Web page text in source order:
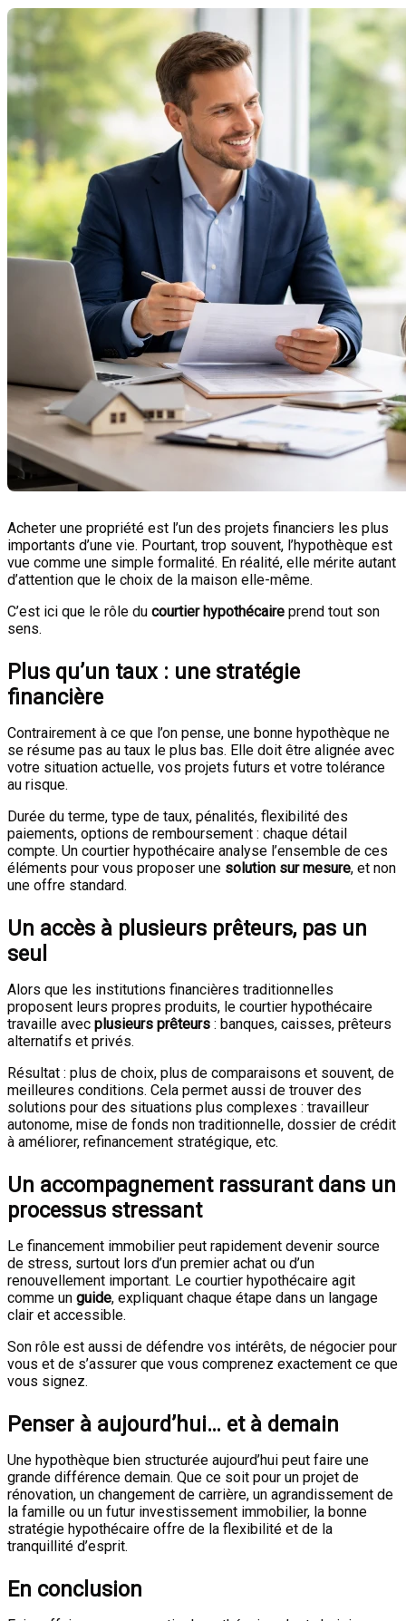
Acheter une propriété est l’un des projets financiers les plus
importants d’une vie. Pourtant, trop souvent, l’hypothèque est
vue comme une simple formalité. En réalité, elle mérite autant
d’attention que le choix de la maison elle-même.
C’est ici que le rôle du courtier hypothécaire prend tout son
sens.
Plus qu’un taux : une stratégie
financière
Contrairement à ce que l’on pense, une bonne hypothèque ne
se résume pas au taux le plus bas. Elle doit être alignée avec
votre situation actuelle, vos projets futurs et votre tolérance
au risque.
Durée du terme, type de taux, pénalités, flexibilité des
paiements, options de remboursement : chaque détail
compte. Un courtier hypothécaire analyse l’ensemble de ces
éléments pour vous proposer une solution sur mesure, et non
une offre standard.
Un accès à plusieurs prêteurs, pas un
seul
Alors que les institutions financières traditionnelles
proposent leurs propres produits, le courtier hypothécaire
travaille avec plusieurs prêteurs : banques, caisses, prêteurs
alternatifs et privés.
Résultat : plus de choix, plus de comparaisons et souvent, de
meilleures conditions. Cela permet aussi de trouver des
solutions pour des situations plus complexes : travailleur
autonome, mise de fonds non traditionnelle, dossier de crédit
à améliorer, refinancement stratégique, etc.
Un accompagnement rassurant dans un
processus stressant
Le financement immobilier peut rapidement devenir source
de stress, surtout lors d’un premier achat ou d’un
renouvellement important. Le courtier hypothécaire agit
comme un guide, expliquant chaque étape dans un langage
clair et accessible.
Son rôle est aussi de défendre vos intérêts, de négocier pour
vous et de s’assurer que vous comprenez exactement ce que
vous signez.
Penser à aujourd’hui… et à demain
Une hypothèque bien structurée aujourd’hui peut faire une
grande différence demain. Que ce soit pour un projet de
rénovation, un changement de carrière, un agrandissement de
la famille ou un futur investissement immobilier, la bonne
stratégie hypothécaire offre de la flexibilité et de la
tranquillité d’esprit.
En conclusion